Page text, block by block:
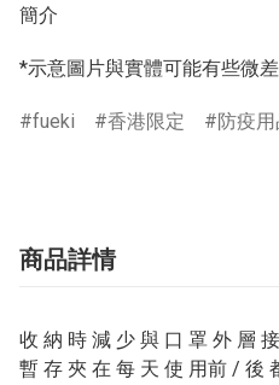
簡介
*示意圖片與實體可能有些微
fueki 香港限定 防疫用
商品詳情
收 納 時 減 少 與 口 罩 外 層
暫 存 夾 在 每 天 使 用前 / 後